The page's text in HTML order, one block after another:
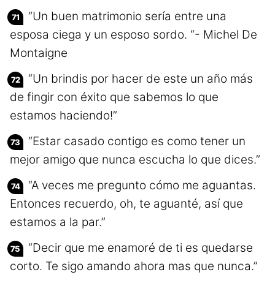
“Un buen matrimonio sería entre una
esposa ciega y un esposo sordo. “- Michel De
Montaigne
“Un brindis por hacer de este un año más
de fingir con éxito que sabemos lo que
estamos haciendo!”
“Estar casado contigo es como tener un
mejor amigo que nunca escucha lo que dices.”
“A veces me pregunto cómo me aguantas.
Entonces recuerdo, oh, te aguanté, así que
estamos a la par.”
“Decir que me enamoré de ti es quedarse
corto. Te sigo amando ahora mas que nunca.”